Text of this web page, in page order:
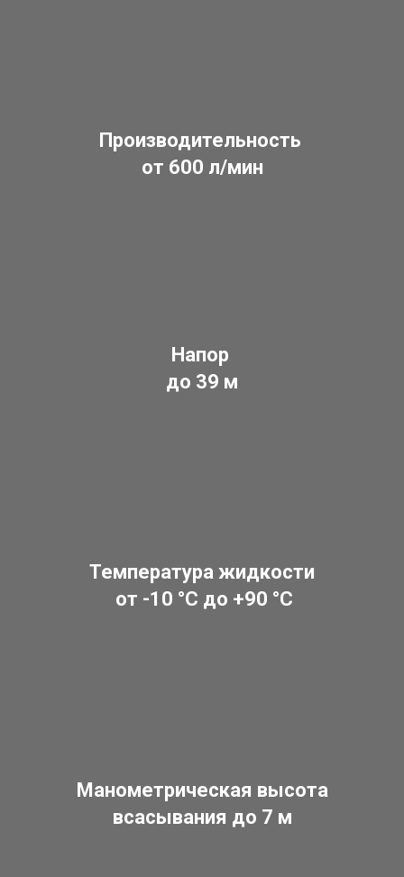
Производительность
от 600 л/мин
Напор
до 39 м
Температура жидкости
от -10 °C до +90 °C
Манометрическая высота
всасывания до 7 м